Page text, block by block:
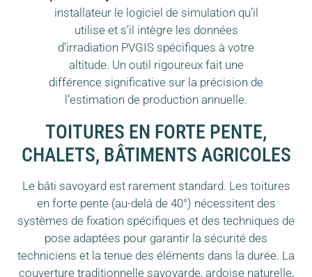
installateur le logiciel de simulation qu’il
utilise et s’il intègre les données
d’irradiation PVGIS spécifiques à votre
altitude. Un outil rigoureux fait une
différence significative sur la précision de
l’estimation de production annuelle.
TOITURES EN FORTE PENTE,
CHALETS, BÂTIMENTS AGRICOLES
Le bâti savoyard est rarement standard. Les toitures
en forte pente (au-delà de 40°) nécessitent des
systèmes de fixation spécifiques et des techniques de
pose adaptées pour garantir la sécurité des
techniciens et la tenue des éléments dans la durée. La
couverture traditionnelle savoyarde, ardoise naturelle,